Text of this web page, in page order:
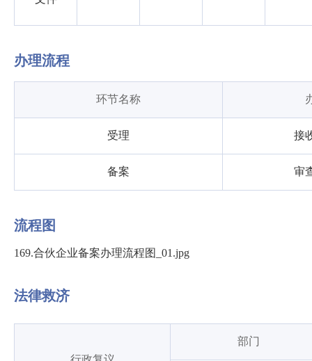
办理流程
环节名称
受理 接
备案 审
流程图
169.合伙企业备案办理流程图_01.jpg
法律救济
部门